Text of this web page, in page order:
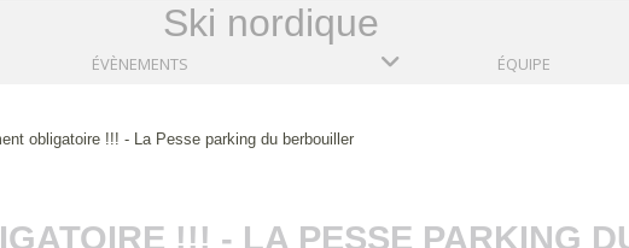
Ski nordique
ÉVÈNEMENTS ÉQUIPE
obligatoire !!! - La Pesse parking du berbouiller
!!! - LA PESSE PARKING